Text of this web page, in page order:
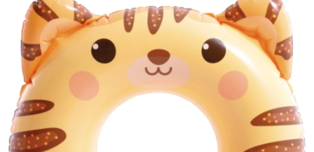
Bytový textil
Domácnosť
Hobby a záhrada
Kolekcia